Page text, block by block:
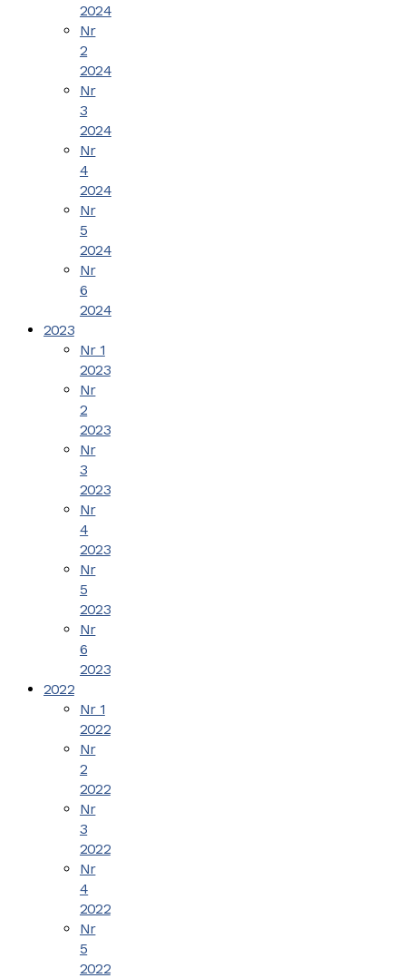
2024
Nr
2
2024
Nr
3
2024
Nr
4
2024
Nr
5
2024
Nr
6
2024
2023
Nr 1
2023
Nr
2
2023
Nr
3
2023
Nr
4
2023
Nr
5
2023
Nr
6
2023
2022
Nr 1
2022
Nr
2
2022
Nr
3
2022
Nr
4
2022
Nr
5
2022